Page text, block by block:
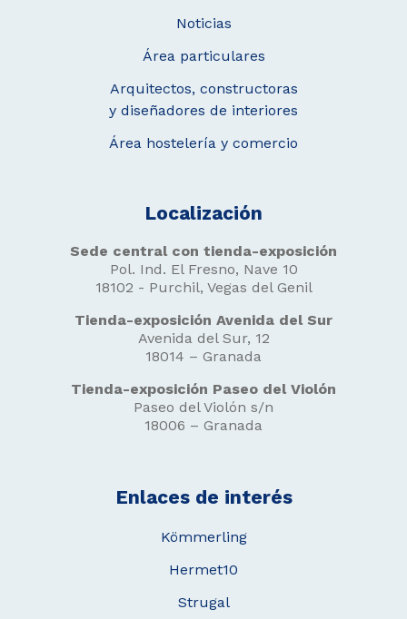
Noticias
Área particulares
Arquitectos, constructoras
y diseñadores de interiores
Área hostelería y comercio
Localización
Sede central con tienda-exposición
Pol. Ind. El Fresno, Nave 10
18102 - Purchil, Vegas del Genil
Tienda-exposición Avenida del Sur
Avenida del Sur, 12
18014 – Granada
Tienda-exposición Paseo del Violón
Paseo del Violón s/n
18006 – Granada
Enlaces de interés
Kömmerling
Hermet10
Strugal